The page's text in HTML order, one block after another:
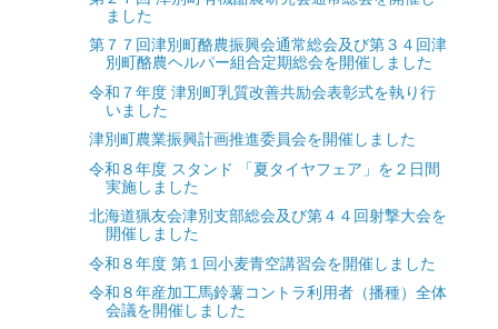
ました
第７７回津別町酪農振興会通常総会及び第３４回津
別町酪農ヘルパー組合定期総会を開催しました
令和７年度 津別町乳質改善共励会表彰式を執り行
いました
津別町農業振興計画推進委員会を開催しました
令和８年度 スタンド 「夏タイヤフェア」を２日間
実施しました
北海道猟友会津別支部総会及び第４４回射撃大会を
開催しました
令和８年度 第１回小麦青空講習会を開催しました
令和８年産加工馬鈴薯コントラ利用者（播種）全体
会議を開催しました